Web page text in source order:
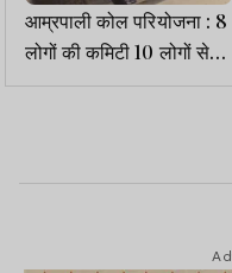
आम्रपाली कोल परियोजना : 8
लोगों की कमिटी 10 लोगों से
करवाती है प्रति ट्रक 800